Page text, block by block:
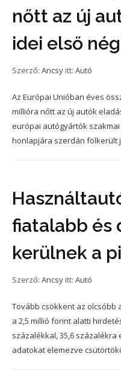
nőtt az új
idei első
Szerző: Ancsy itt: Autó
Az Európai Unióban éves
millióra nőtt az új autók
európai autógyártók
honlapjára szerdán fölkerült
fiatalabb és
kerülnek a
Szerző: Ancsy itt: Autó
Tovább csökkent az olcsóbb
a 2,5 millió forint alatti
százalékkal, 35,6
adatokat elemezve